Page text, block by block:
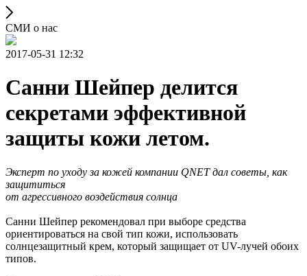
СМИ о нас
2017-05-31 12:32
Санни Шейпер делится
секретами эффективной
защиты кожи летом.
Эксперт по уходу за кожей компании QNET дал советы, как
защититься
от агрессивного воздействия солнца
Санни Шейпер рекомендовал при выборе средства
ориентироваться на свой тип кожи, использовать
солнцезащитный крем, который защищает от UV-лучей обоих
типов.